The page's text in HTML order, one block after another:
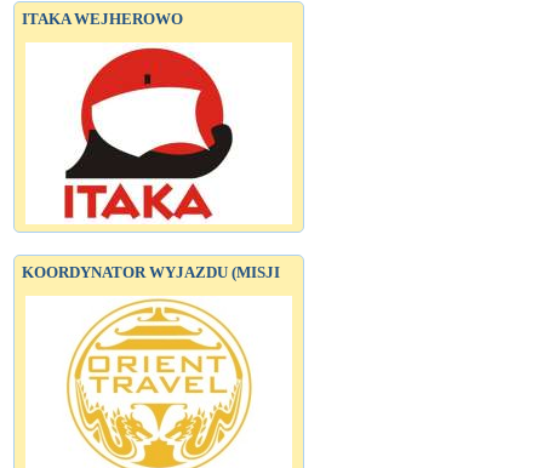
ITAKA WEJHEROWO
KOORDYNATOR WYJAZDU (MISJI